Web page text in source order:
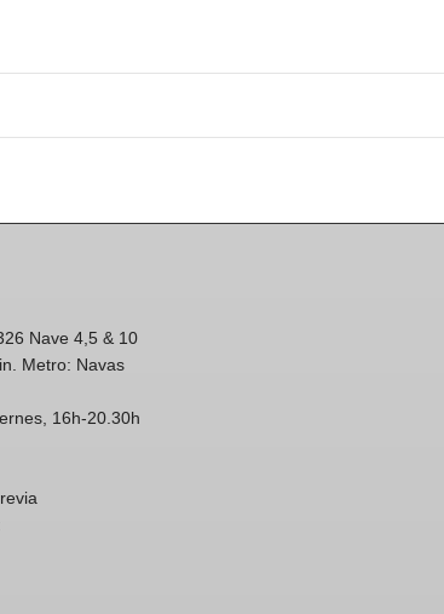
Nave 4,5 & 10
Metro: Navas
16h-20.30h